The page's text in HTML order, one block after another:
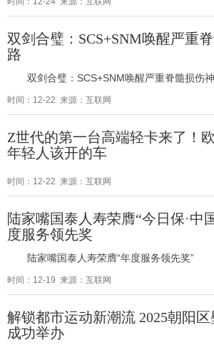
双剑合璧：SCS+SNM唤醒严重
路
双剑合璧：SCS+SNM唤醒严重脊髓损伤
时间：12-22 来源：互联网
Z世代的第一台高端轻卡来了！
年轻人该开的车
时间：12-22 来源：互联网
陆家嘴国泰人寿荣膺“今日保·中
度服务领先奖
陆家嘴国泰人寿荣膺“年度服务领先奖”
时间：12-19 来源：互联网
解锁都市运动新潮流 2025朝阳
成功举办